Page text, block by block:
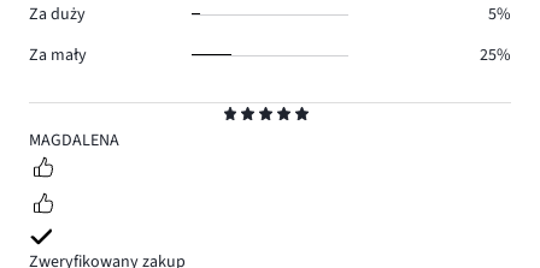
5
MAGDALENA
Zweryfikowany zakup
Za duży
5%
Za mały
25%